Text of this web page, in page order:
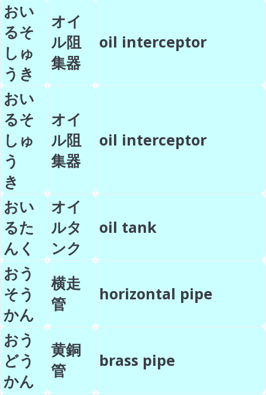
おい
るそ
しゅ
うき
オイ
ル阻
集器
oil interceptor
おい
るそ
しゅ
う
き
オイ
ル阻
集器
oil interceptor
おい
るた
んく
オイ
ルタ
ンク
oil tank
おう
そう
かん
横走
管
horizontal pipe
おう
どう
かん
黄銅
管
brass pipe